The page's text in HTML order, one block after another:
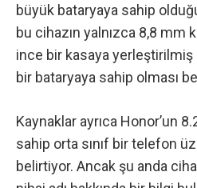
büyük bataryaya sahip
bu cihazın yalnızca 8,8 mm
ince bir kasaya
bir bataryaya sahip olması
Kaynaklar ayrıca Honor’un
sahip orta sınıf bir telefon
belirtiyor. Ancak şu anda